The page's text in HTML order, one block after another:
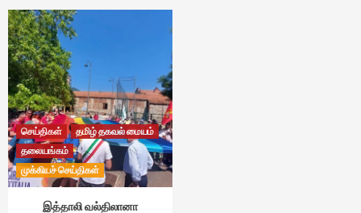
செய்திகள்
தமிழ் தகவல் மையம்
தலையங்கம்
முக்கியச் செய்திகள்
இத்தாலி வல்திலானா